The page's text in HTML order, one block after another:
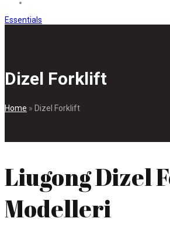
Essentials
Dizel Forklift
Home » Dizel Forklift
Liugong Dizel
Modelleri